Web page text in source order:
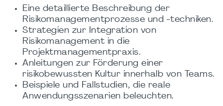
Eine detaillierte Beschreibung der
Risikomanagementprozesse und -techniken.
Strategien zur Integration von
Risikomanagement in die
Projektmanagementpraxis.
Anleitungen zur Förderung einer
risikobewussten Kultur innerhalb von Teams.
Beispiele und Fallstudien, die reale
Anwendungsszenarien beleuchten.